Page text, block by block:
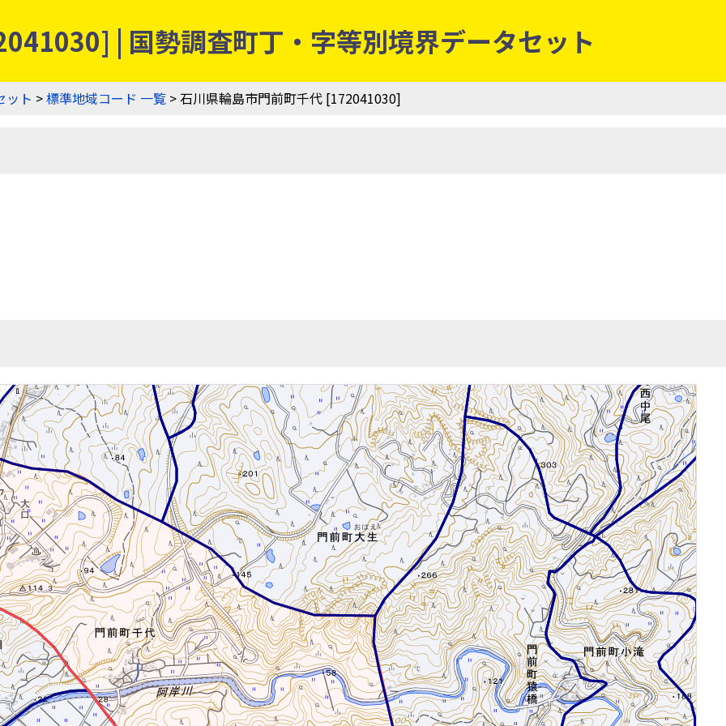
| 国勢調査町丁・字等別境界データセット
ット >標準地域コード 一覧 > 石川県輪島市門前町千代 [172041030]